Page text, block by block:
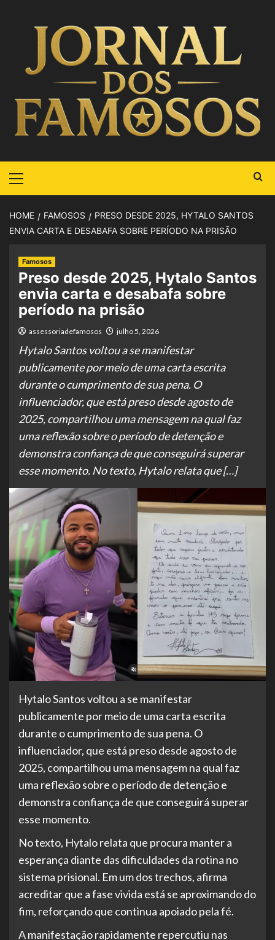
HOME FAMOSOS
PRESO DESDE 2025, HYTALO SANTOS
ENVIA CARTA E DESABAFA SOBRE PERÍODO NA PRISÃO
Famosos
Preso desde 2025, Hytalo Santos
envia carta e desabafa sobre
período na prisão
assessoriadefamosos julho 5, 2026
Hytalo Santos voltou a se manifestar
publicamente por meio de uma carta escrita
durante o cumprimento de sua pena. O
influenciador, que está preso desde agosto de
2025, compartilhou uma mensagem na qual faz
uma reflexão sobre o período de detenção e
demonstra confiança de que conseguirá superar
esse momento. No texto, Hytalo relata que […]
Hytalo Santos voltou a se manifestar
publicamente por meio de uma carta escrita
durante o cumprimento de sua pena. O
influenciador, que está preso desde agosto de
2025, compartilhou uma mensagem na qual faz
uma reflexão sobre o período de detenção e
demonstra confiança de que conseguirá superar
esse momento.
No texto, Hytalo relata que procura manter a
esperança diante das dificuldades da rotina no
sistema prisional. Em um dos trechos, afirma
acreditar que a fase vivida está se aproximando do
fim, reforçando que continua apoiado pela fé.
A manifestação rapidamente repercutiu nas